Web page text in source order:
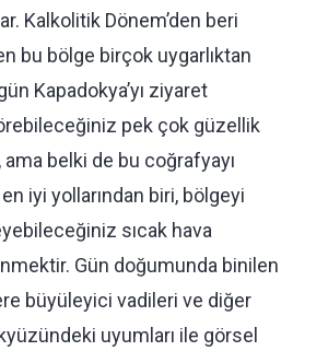
Kalkolitik Dönem’den beri
bu bölge birçok uygarlıktan
Kapadokya’yı ziyaret
pek çok güzellik
belki de bu coğrafyayı
iyi yollarından biri, bölgeyi
sıcak hava
Gün doğumunda binilen
büyüleyici vadileri ve diğer
uyumları ile görsel